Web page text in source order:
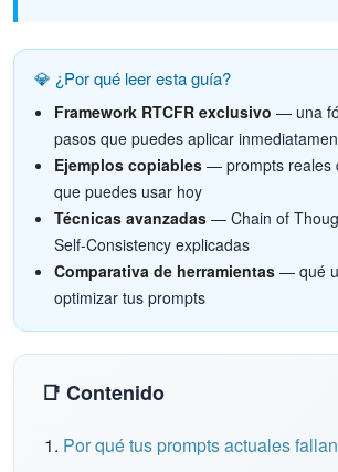
💎 ¿Por qué leer esta guía?
Framework RTCFR exclusivo — una
pasos que puedes aplicar
Ejemplos copiables — prompts reales
que puedes usar hoy
Técnicas avanzadas — Chain of
Self-Consistency explicadas
Comparativa de herramientas — qué
optimizar tus prompts
📑 Contenido
Por qué tus prompts actuales fallan